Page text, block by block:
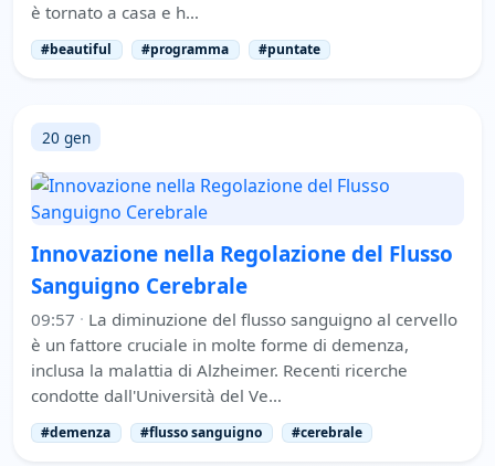
è tornato a casa e h…
#beautiful #programma #puntate
20 gen
Innovazione nella Regolazione del Flusso
Sanguigno Cerebrale
09:57 · La diminuzione del flusso sanguigno al cervello
è un fattore cruciale in molte forme di demenza,
inclusa la malattia di Alzheimer. Recenti ricerche
condotte dall'Università del Ve…
#demenza #flusso sanguigno #cerebrale